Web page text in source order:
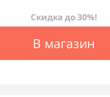
Скидка до 30%!
В магазин